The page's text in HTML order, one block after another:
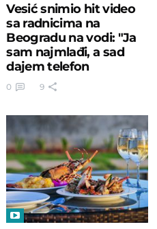
Vesić snimio hit video
sa radnicima na
Beogradu na vodi: "Ja
sam najmlađi, a sad
dajem telefon
najboljem..."
0 9